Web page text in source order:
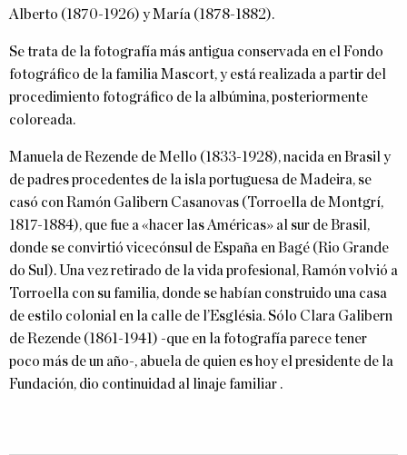
Alberto (1870-1926) y María (1878-1882).
Se trata de la fotografía más antigua conservada en el Fondo
fotográfico de la familia Mascort, y está realizada a partir del
procedimiento fotográfico de la albúmina, posteriormente
coloreada.
Manuela de Rezende de Mello (1833-1928), nacida en Brasil y
de padres procedentes de la isla portuguesa de Madeira, se
casó con Ramón Galibern Casanovas (Torroella de Montgrí,
1817-1884), que fue a «hacer las Américas» al sur de Brasil,
donde se convirtió vicecónsul de España en Bagé (Rio Grande
do Sul). Una vez retirado de la vida profesional, Ramón volvió a
Torroella con su familia, donde se habían construido una casa
de estilo colonial en la calle de l’Església. Sólo Clara Galibern
de Rezende (1861-1941) -que en la fotografía parece tener
poco más de un año-, abuela de quien es hoy el presidente de la
Fundación, dio continuidad al linaje familiar .